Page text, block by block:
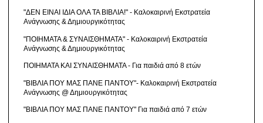
"ΔΕΝ ΕΙΝΑΙ ΙΔΙΑ ΟΛΑ ΤΑ ΒΙΒΛΙΑ!" - Καλοκαιρινή Εκστρατεία
Ανάγνωσης & Δημιουργικότητας
"ΠΟΙΗΜΑΤΑ & ΣΥΝΑΙΣΘΗΜΑΤΑ" - Καλοκαιρινή Εκστρατεία
Ανάγνωσης & Δημιουργικότητας
ΠΟΙΗΜΑΤΑ ΚΑΙ ΣΥΝΑΙΣΘΗΜΑΤΑ - Για παιδιά από 8 ετών
"ΒΙΒΛΙΑ ΠΟΥ ΜΑΣ ΠΑΝΕ ΠΑΝΤΟΥ"- Καλοκαιρινή Εκστρατεία
Ανάγνωσης @ Δημιουργικότητας
"ΒΙΒΛΙΑ ΠΟΥ ΜΑΣ ΠΑΝΕ ΠΑΝΤΟΥ" Για παιδιά από 7 ετών